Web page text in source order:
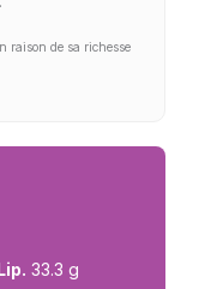
raison de sa richesse
33.3 g